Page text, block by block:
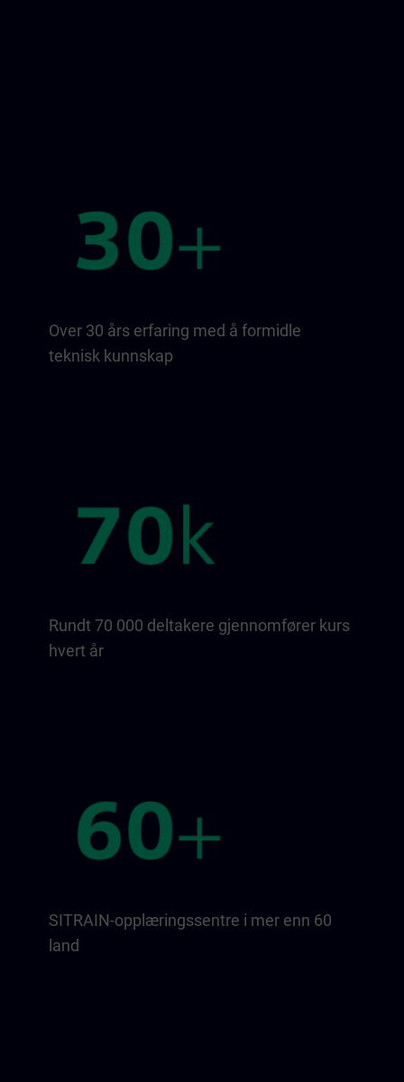
Over 30 års erfaring med å formidle
teknisk kunnskap
Rundt 70 000 deltakere gjennomfører kurs
hvert år
SITRAIN-opplæringssentre i mer enn 60
land